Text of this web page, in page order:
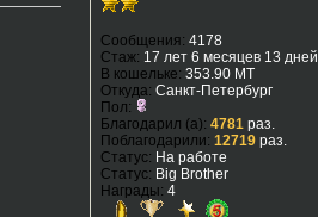
Сообщения: 4178
Стаж: 17 лет 6 месяцев 13 дней
В кошельке: 353.90 MT
Откуда: Санкт-Петербург
Пол:
Благодарил (а): 4781раз.
Поблагодарили: 12719раз.
Статус: На работе
Статус: Big Brother
Награды: 4